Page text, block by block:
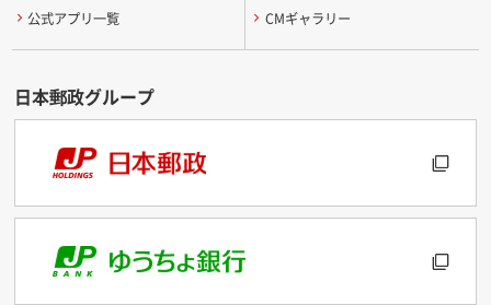
公式アプリ一覧 CMギャラリー